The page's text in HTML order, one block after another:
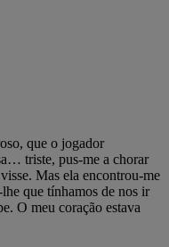
que o jogador
triste, pus-me a chorar
Mas ela encontrou-me
que tínhamos de nos ir
O meu coração estava